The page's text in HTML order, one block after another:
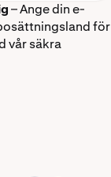
– Ange din e-
för
vår säkra